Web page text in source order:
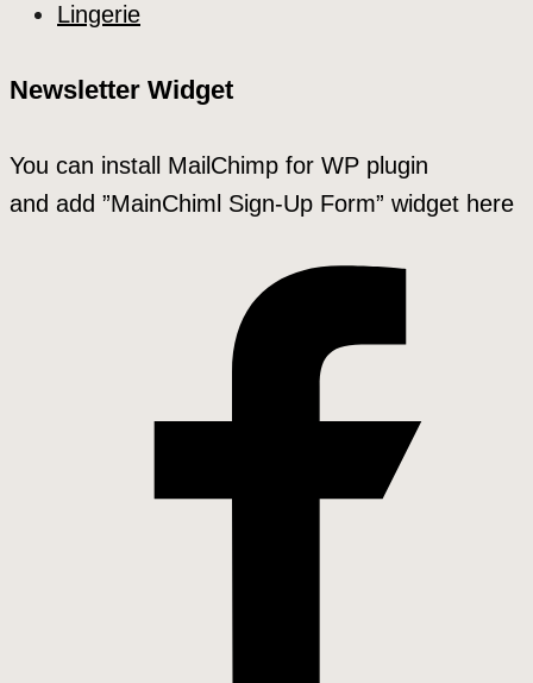
Lingerie
Newsletter Widget
You can install MailChimp for WP plugin
and add ”MainChiml Sign-Up Form” widget here